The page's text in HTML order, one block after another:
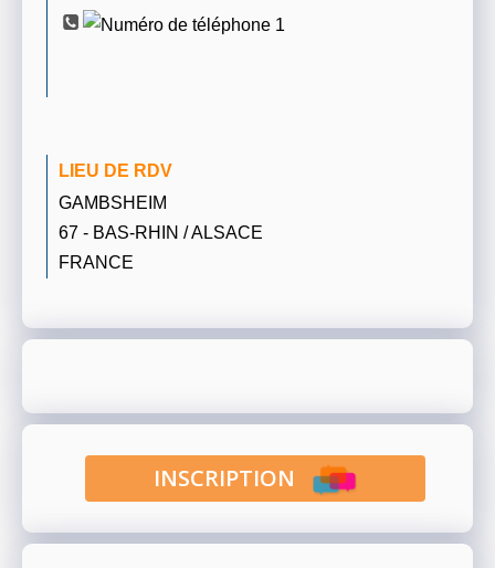
LIEU DE RDV
GAMBSHEIM
67 - BAS-RHIN / ALSACE
FRANCE
INSCRIPTION